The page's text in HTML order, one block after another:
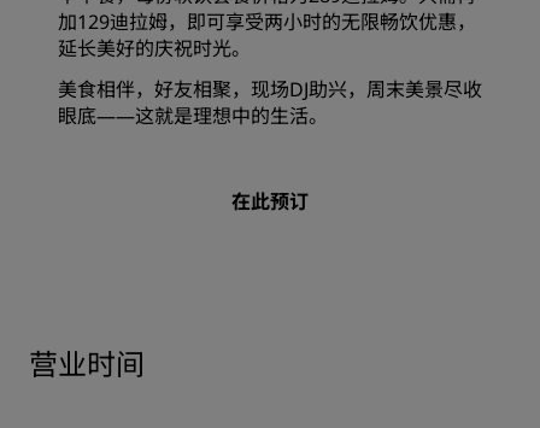
加129迪拉姆，即可享受两小时的无限畅饮优惠，
延长美好的庆祝时光。
美食相伴，好友相聚，现场DJ助兴，周末美景尽收
眼底——这就是理想中的生活。
在此预订
营业时间